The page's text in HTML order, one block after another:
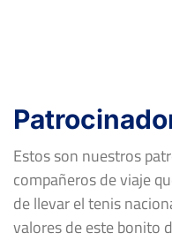
Estos son nuestros
compañeros de viaje
de llevar el tenis
valores de este bonito